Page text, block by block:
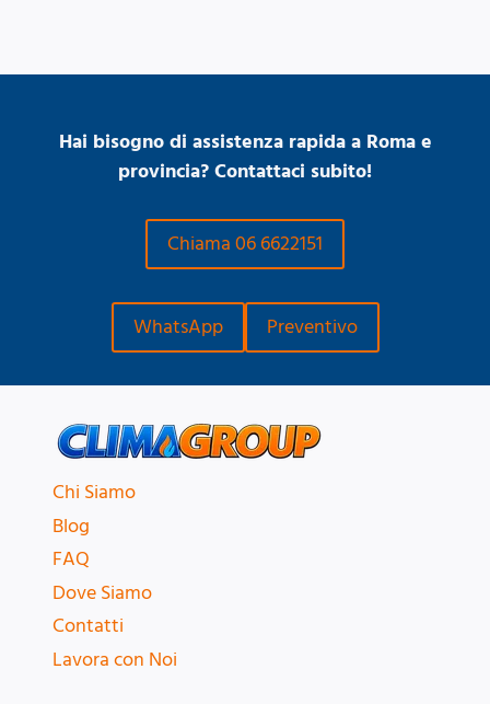
Hai bisogno di assistenza rapida a Roma e
provincia? Contattaci subito!
Chiama 06 6622151
WhatsApp Preventivo
Chi Siamo
Blog
FAQ
Dove Siamo
Contatti
Lavora con Noi